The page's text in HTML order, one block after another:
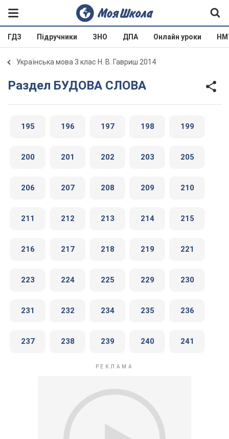
ГДЗ Підручники ЗНО ДПА Онлайн уроки
Українська мова 3 клас Н. В. Гавриш 2014
Раздел БУДОВА СЛОВА
195 196 197 198 199
200 201 202 203 205
206 207 208 209 210
211 212 213 214 215
216 217 218 219 221
223 224 225 229 230
231 232 234 235 236
237 238 239 240 241